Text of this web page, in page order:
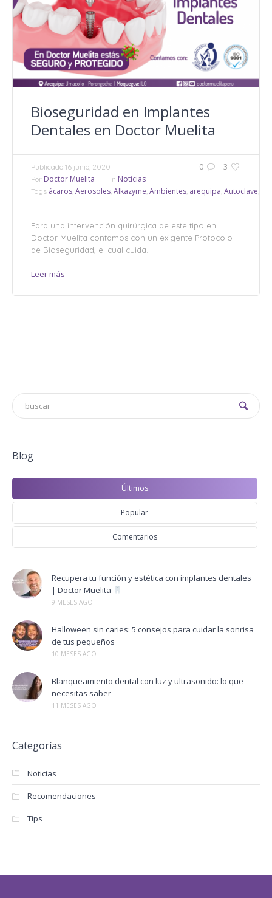
Bioseguridad en Implantes
Dentales en Doctor Muelita
0 3
Publicado 16 junio, 2020
Por Doctor Muelita In Noticias
Tags ácaros, Aerosoles, Alkazyme, Ambientes, arequipa, Autoclave,
Para una intervención quirúrgica de este tipo en
Doctor Muelita contamos con un exigente Protocolo
de Bioseguridad, el cual cuida...
Leer más
Blog
Últimos
Popular
Comentarios
Recupera tu función y estética con implantes dentales
| Doctor Muelita
9 MESES AGO
Halloween sin caries: 5 consejos para cuidar la sonrisa
de tus pequeños
10 MESES AGO
Blanqueamiento dental con luz y ultrasonido: lo que
necesitas saber
11 MESES AGO
Categorías
Noticias
Recomendaciones
Tips